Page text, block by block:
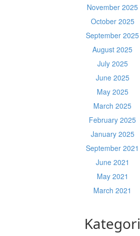
November 2025
October 2025
September 2025
August 2025
July 2025
June 2025
May 2025
March 2025
February 2025
January 2025
September 2021
June 2021
May 2021
March 2021
Kategori